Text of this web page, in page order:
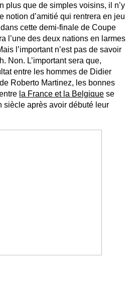
plus que de simples voisins, il n’y
notion d’amitié qui rentrera en jeu
cette demi-finale de Coupe
l’une des deux nations en larmes
l’important n’est pas de savoir
Non. L’important sera que,
entre les hommes de Didier
Roberto Martinez, les bonnes
la France et la Belgique se
siècle après avoir débuté leur